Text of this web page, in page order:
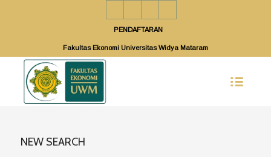
PENDAFTARAN
Fakultas Ekonomi Universitas Widya Mataram
NEW SEARCH